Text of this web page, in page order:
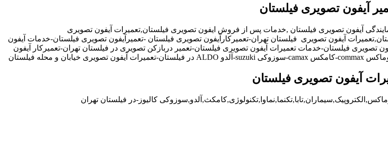
آیفون تصویری فیلستان
آیفون تصویری فیلستان ,خدمات پس از فروش ایفون تصویری فیلستان,تعمیرات آیفون تصویری
آیفون تصویری فیلستان تهران-تعمیرکارآیفون تصویری فیلستان -تعمیرآیفون تصویری فیلستان-خدمات آیفون
تصویری فیلستان-خدمات تعمیرات آیفون تصویری فیلستان-تعمیر دربازکن تصویری در فیلستان تهران-تعمیرکار آیفون
آیفون تصویری فیلستان
کالیوز-در فیلستان تهران